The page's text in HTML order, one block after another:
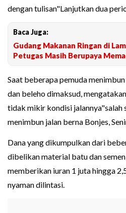
dengan tulisan"Lanjutkan dua
Baca Juga:
Gudang Makanan Ringan di
Petugas Masih Berupaya
Saat beberapa pemuda
dan beleho dimaksud,
tidak mikir kondisi jalannya"salah
menimbun jalan berna Bonjes,
Dana yang dikumpulkan dari
dibelikan material batu dan
memberikan iuran 1 juta hingga
nyaman dilintasi.